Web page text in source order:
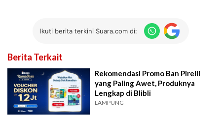
Ikuti berita terkini Suara.com di:
Berita Terkait
Rekomendasi Promo Ban Pirelli
yang Paling Awet, Produknya
Lengkap di Blibli
LAMPUNG